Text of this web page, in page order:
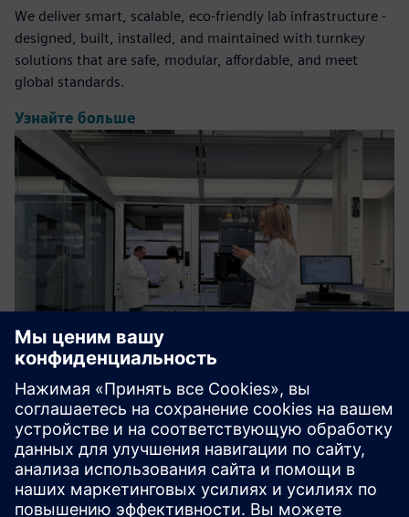
We deliver smart, scalable, eco-friendly lab infrastructure -
designed, built, installed, and maintained with turnkey
solutions that are safe, modular, affordable, and meet
global standards.
Узнайте больше
Training and Capacity Building
Customised, interactive training via online, classroom, and
lab formats. Covers advanced analytical techniques and